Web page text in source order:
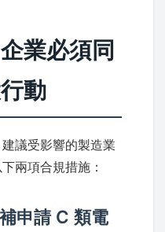
業必須同
動
議受影響的製造業
兩項合規措施：
申請 C 類電